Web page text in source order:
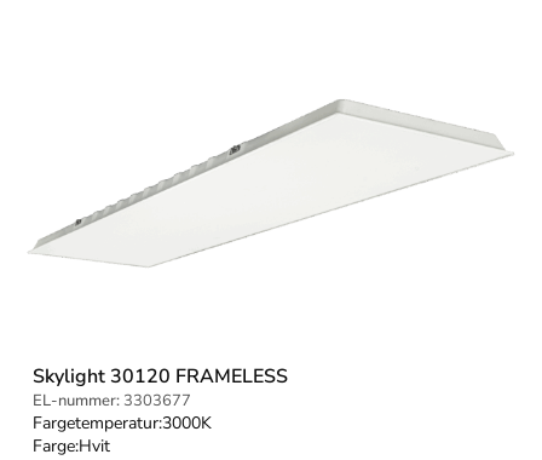
Skylight 30120 FRAMELESS
EL-nummer: 3303677
Fargetemperatur:3000K
Farge:Hvit